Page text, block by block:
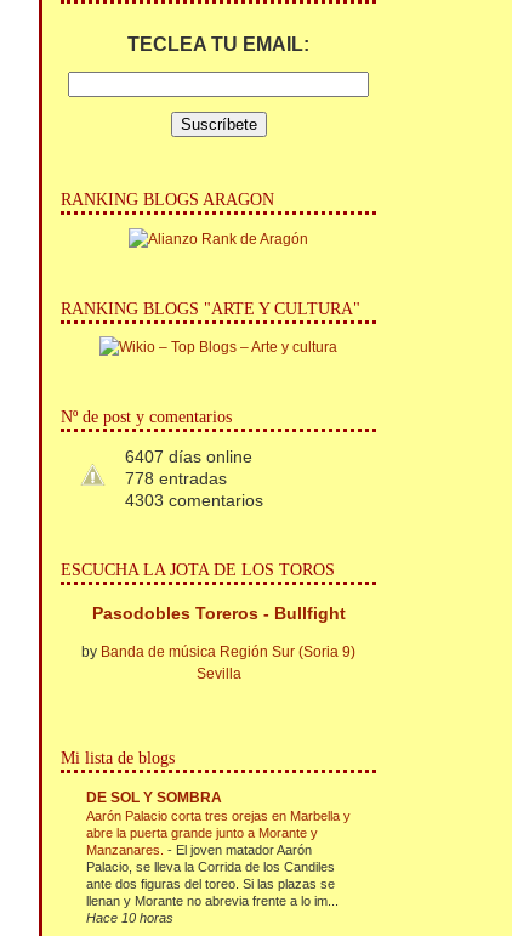
TECLEA TU EMAIL:
RANKING BLOGS ARAGON
RANKING BLOGS "ARTE Y CULTURA"
Nº de post y comentarios
6407 días online
778 entradas
4303 comentarios
ESCUCHA LA JOTA DE LOS TOROS
Pasodobles Toreros - Bullfight
by Banda de música Región Sur (Soria 9)
Sevilla
Mi lista de blogs
DE SOL Y SOMBRA
Aarón Palacio corta tres orejas en Marbella y
abre la puerta grande junto a Morante y
Manzanares.- El joven matador Aarón
Palacio, se lleva la Corrida de los Candiles
ante dos figuras del toreo. Si las plazas se
llenan y Morante no abrevia frente a lo im...
Hace 10 horas